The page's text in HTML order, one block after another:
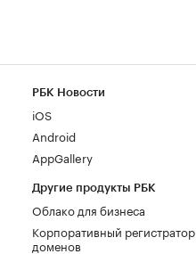
РБК Новости
iOS
Android
AppGallery
Другие продукты РБК
Облако для бизнеса
Корпоративный регистратор
доменов